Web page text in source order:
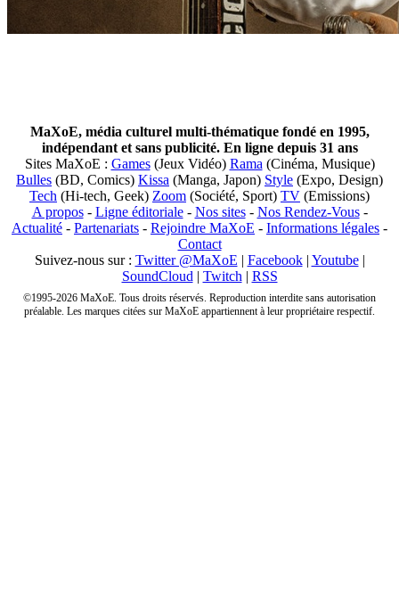
MaXoE, média culturel multi-thématique fondé en 1995,
indépendant et sans publicité. En ligne depuis 31 ans
Sites MaXoE : Games(Jeux Vidéo) Rama (Cinéma, Musique)
Bulles (BD, Comics) Kissa (Manga, Japon) Style (Expo, Design)
Tech (Hi-tech, Geek) Zoom (Société, Sport) TV (Emissions)
A propos- Ligne éditoriale- Nos sites- Nos Rendez-Vous-
Actualité - Partenariats - Rejoindre MaXoE - Informations légales -
Contact
Suivez-nous sur : Twitter @MaXoE | Facebook| Youtube|
SoundCloud | Twitch | RSS
©1995-2026 MaXoE. Tous droits réservés. Reproduction interdite sans autorisation
préalable. Les marques citées sur MaXoE appartiennent à leur propriétaire respectif.